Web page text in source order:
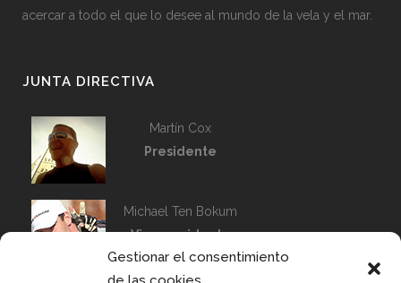
Gestionar el consentimiento
acercar a todo el que lo desee al mundo de la vela y el mar.
JUNTA DIRECTIVA
Martín Cox
Presidente
Michael Ten Bokum
Vicepresidente
Capitán de Flota